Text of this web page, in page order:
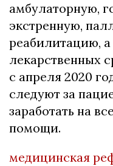
амбулаторную,
экстренную,
реабилитацию,
лекарственных
с апреля 2020
следуют за
заработать на
помощи.
медицинская